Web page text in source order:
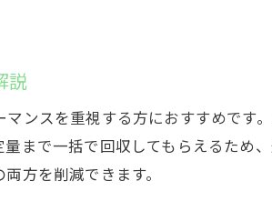
口コミやランキングを活用し
無料見積もりと明朗会計で安
不用品回収の失敗しない業者選
説
ンスを重視する方におすすめです
まで一括で回収してもらえるため
方を削減できます。
お気軽にご相談ください
お気軽にご相談ください